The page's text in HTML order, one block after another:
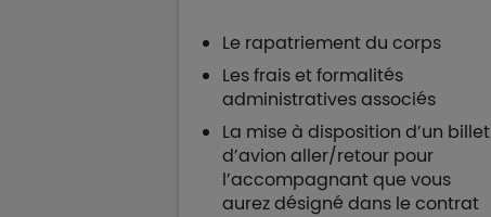
Le rapatriement du corps
Les frais et formalités
administratives associés
La mise à disposition d’un billet
d’avion aller/retour pour
l’accompagnant que vous
aurez désigné dans le contrat